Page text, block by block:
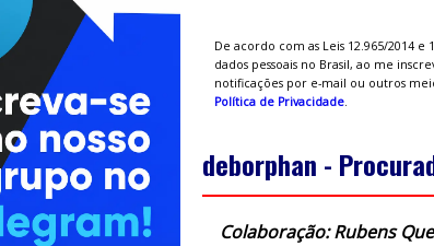
De acordo com as Leis 12.965/2014
dados pessoais no Brasil, ao me
notificações por e-mail ou outros
Política de Privacidade.
deborphan -
Colaboração: Rubens